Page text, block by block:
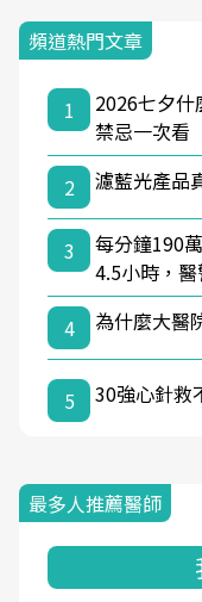
頻道熱門文章
1
2026七夕
禁忌一次看
2
濾藍光產品
3
每分鐘190
4.5小時，
4
為什麼大醫
5 30強心針救
最多人推薦醫師